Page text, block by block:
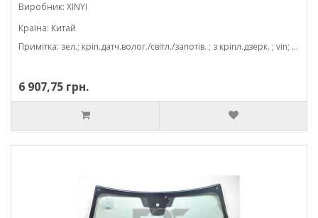
Виробник: XINYI
Країна: Китай
Примітка: зел.; кріп.датч.волог./світл./запотів. ; з кріпл.дзерк. ; vin; з молд.; камера; 1598*942; 01/15-
6 907,75 грн.